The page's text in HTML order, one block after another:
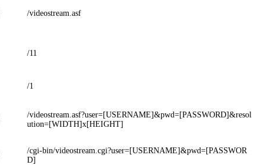
/videostream.asf
/11
/1
/videostream.asf?user=[USERNAME]&pwd=[PASSWORD]&resol
ution=[WIDTH]x[HEIGHT]
/cgi-bin/videostream.cgi?user=[USERNAME]&pwd=[PASSWOR
D]